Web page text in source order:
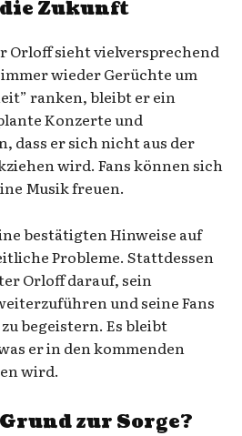
Zukunft
Orloff sieht vielversprechend
wieder Gerüchte um
ranken, bleibt er ein
Konzerte und
dass er sich nicht aus der
wird. Fans können sich
Musik freuen.
bestätigten Hinweise auf
Probleme. Stattdessen
Orloff darauf, sein
und seine Fans
begeistern. Es bleibt
er in den kommenden
wird.
zur Sorge?